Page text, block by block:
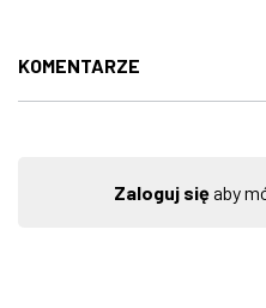
KOMENTARZE
Zaloguj sięaby